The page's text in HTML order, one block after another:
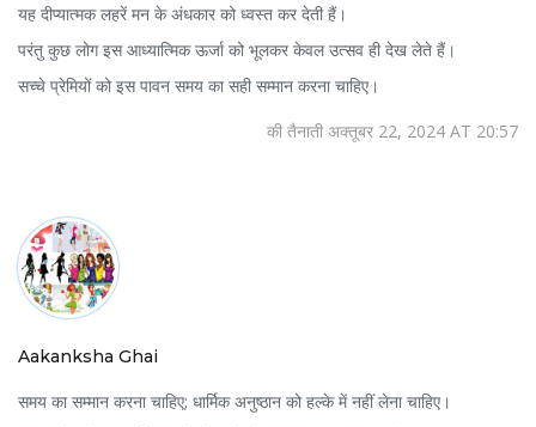
यह दीप्यात्मक लहरें मन के अंधकार को ध्वस्त कर देती हैं।
परंतु कुछ लोग इस आध्यात्मिक ऊर्जा को भूलकर केवल उत्सव ही देख लेते हैं।
सच्चे प्रेमियों को इस पावन समय का सही सम्मान करना चाहिए।
की तैनाती अक्तूबर 22, 2024 AT 20:57
Aakanksha Ghai
समय का सम्मान करना चाहिए; धार्मिक अनुष्ठान को हल्के में नहीं लेना चाहिए।